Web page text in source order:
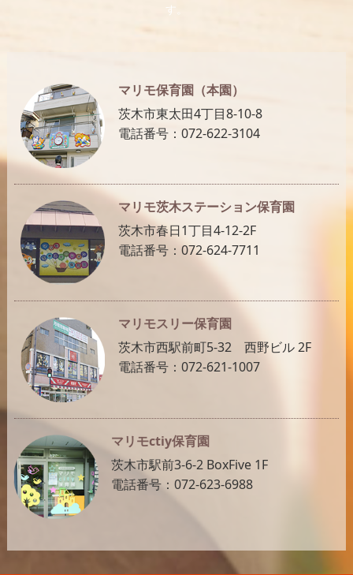
す。
マリモ保育園（本園）
茨木市東太田4丁目8-10-8
電話番号：072-622-3104
マリモ茨木ステーション保育園
茨木市春日1丁目4-12-2F
電話番号：072-624-7711
マリモスリー保育園
茨木市西駅前町5-32 西野ビル 2F
電話番号：072-621-1007
マリモctiy保育園
茨木市駅前3-6-2 BoxFive 1F
電話番号：072-623-6988